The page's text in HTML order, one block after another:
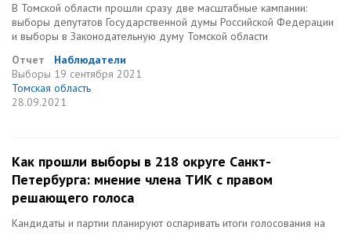
В Томской области прошли сразу две масштабные кампании:
выборы депутатов Государственной думы Российской Федерации
и выборы в Законодательную думу Томской области
Отчет
Наблюдатели
Выборы 19 сентября 2021
Томская область
28.09.2021
Как прошли выборы в 218 округе Санкт-
Петербурга: мнение члена ТИК с правом
решающего голоса
Кандидаты и партии планируют оспаривать итоги голосования на